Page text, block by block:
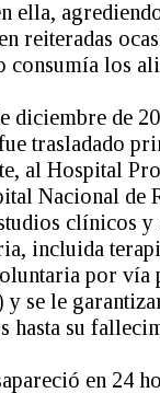
ella,
reiteradas
los
diciembre de
trasladado
al Hospital
Nacional de
clínicos y
incluida
por vía
y se le
hasta su
en 24